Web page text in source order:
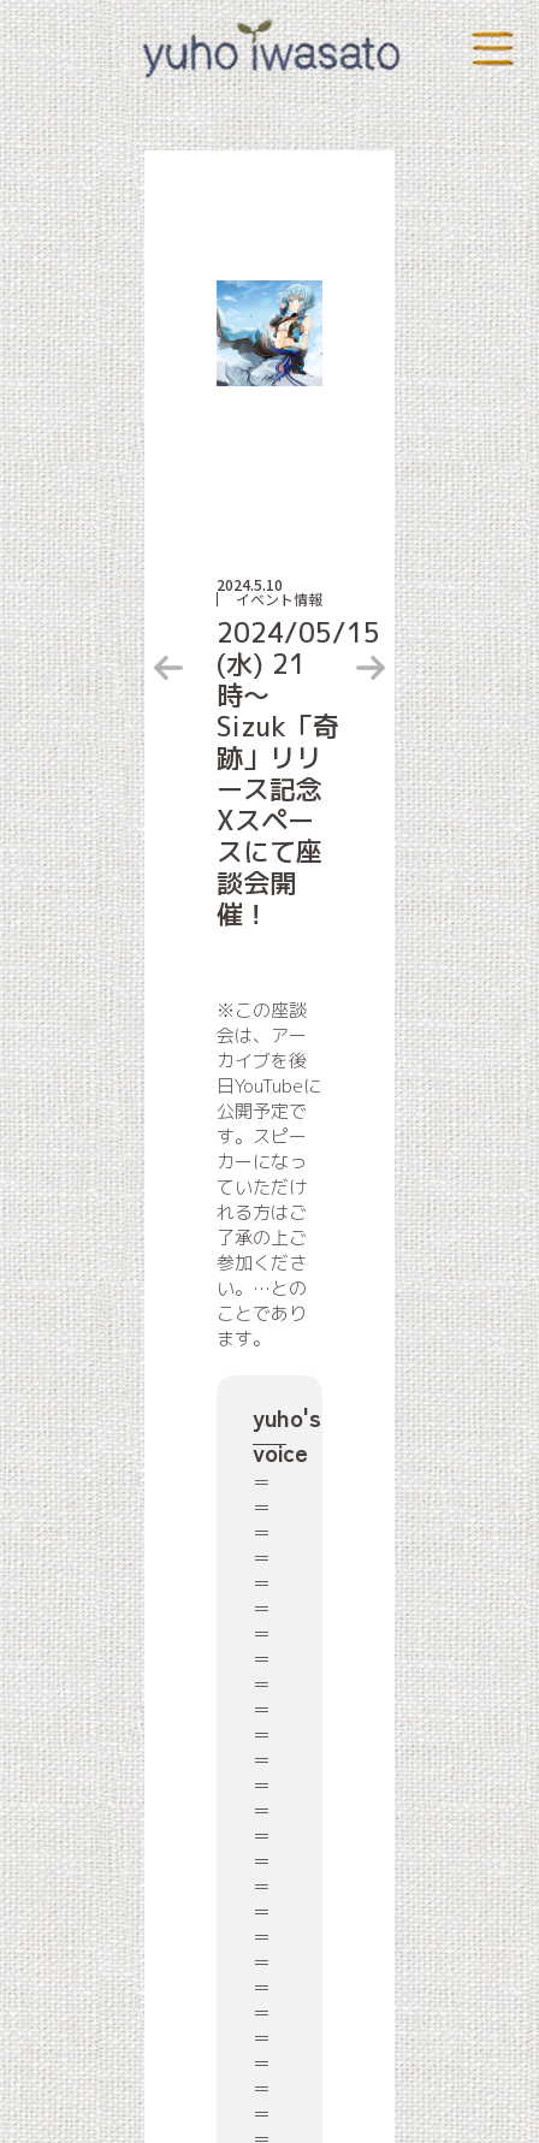
2024.5.10
イベント情報
2024/05/15
(水) 21
時～
Sizuk「奇
跡」リリ
ース記念
Xスペー
スにて座
談会開
催！
※この座談
会は、アー
カイブを後
日YouTubeに
公開予定で
す。スピー
カーになっ
ていただけ
れる方はご
了承の上ご
参加くださ
い。…との
ことであり
ます。
yuho's
voice
＝
＝
＝
＝
＝
＝
＝
＝
＝
＝
＝
＝
＝
＝
＝
＝
＝
＝
＝
＝
＝
＝
＝
＝
＝
＝